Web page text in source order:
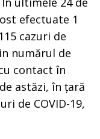
efectuate 1
cazuri de
numărul de
contact în
astăzi, în țară
de COVID-19,